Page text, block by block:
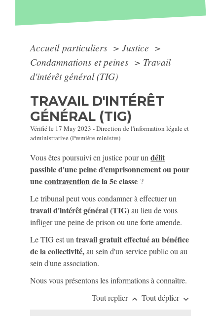
Accueil particuliers > Justice >
Condamnations et peines > Travail
d'intérêt général (TIG)
TRAVAIL D'INTÉRÊT
GÉNÉRAL (TIG)
Vérifié le 17 May 2023 - Direction de l'information légale et
administrative (Première ministre)
Vous êtes poursuivi en justice pour undélit
passible d'une peine d'emprisonnement ou pour
unecontravention de la 5e classe ?
Le tribunal peut vous condamner à effectuer un
travail d'intérêt général (TIG)au lieu de vous
infliger une peine de prison ou une forte amende.
Le TIG est untravail gratuit effectué au bénéfice
de la collectivité,au sein d'un service public ou au
sein d'une association.
Nous vous présentons les informations à connaître.
Tout replier keyboard_arrow_up Tout déplier keyboard_arrow_down